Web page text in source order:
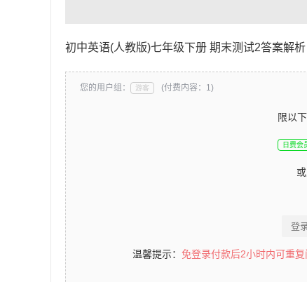
初中英语(人教版)七年级下册 期末测试2答案解析
您的用户组： 游客 (付费内容：1)
限以
日费会
登
温馨提示： 免登录付款后2小时内可重复